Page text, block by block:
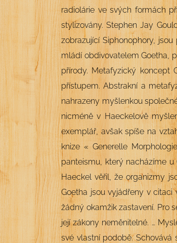
radiolárie ve svých formách
stylizovány. Stephen Jay
zobrazující Siphonophory,
mládí obdivovatelem Goetha,
přírody. Metafyzický koncept
přístupem. Abstrakní a
nahrazeny myšlenkou
nicméně v Haeckelově
exemplář, avšak spíše na
knize « Generelle
panteismu, který nacházíme u
Haeckel věřil, že organizmy
Goetha jsou vyjádřeny v
žádný okamžik zastavení. Pro
její zákony neměnitelné. …
své vlastní podobě. Schovává